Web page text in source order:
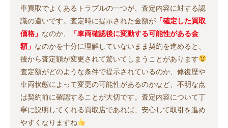
車買取でよくあるトラブルの一つが、査定内容に対する認
識の違いです。査定時に提示された金額が 「確定した買取
価格」 なのか、
「車両確認後に変動する可能性がある金
額」 なのかを十分に理解していないまま契約を進めると、
後から査定額が変更されて驚いてしまうことがあります
査定額がどのような条件で提示されているのか、修復歴や
車両状態によって変更の可能性があるのかなど、不明な点
は契約前に確認することが大切です。査定内容について丁
寧に説明してくれる買取店であれば、安心して取引を進め
やすくなりますね